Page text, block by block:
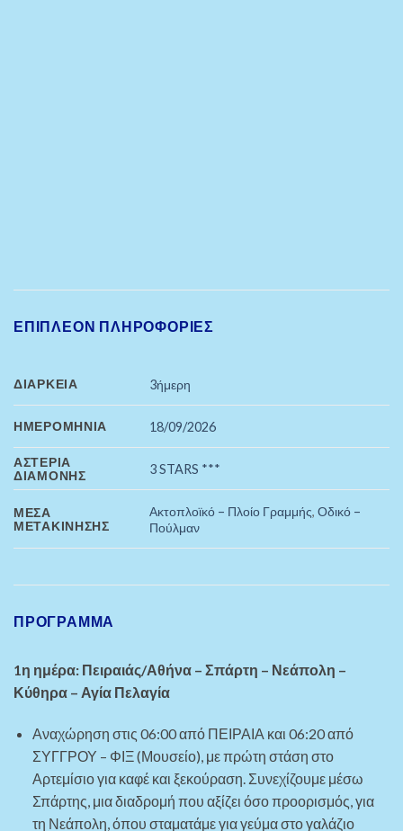
ΕΠΙΠΛΈΟΝ ΠΛΗΡΟΦΟΡΊΕΣ
ΔΙΆΡΚΕΙΑ 3ήμερη
ΗΜΕΡΟΜΗΝΊΑ 18/09/2026
ΑΣΤΈΡΙΑ
ΔΙΑΜΟΝΉΣ
3 STARS ***
ΜΈΣΑ
ΜΕΤΑΚΊΝΗΣΗΣ
Ακτοπλοϊκό – Πλοίο Γραμμής,Οδικό –
Πούλμαν
ΠΡΟΓΡΑΜΜΑ
1η ημέρα: Πειραιάς/Αθήνα – Σπάρτη – Νεάπολη –
Κύθηρα – Αγία Πελαγία
Αναχώρηση στις 06:00 από ΠΕΙΡΑΙΑ και 06:20 από
ΣΥΓΓΡΟΥ – ΦΙΞ (Μουσείο), με πρώτη στάση στο
Αρτεμίσιο για καφέ και ξεκούραση. Συνεχίζουμε μέσω
Σπάρτης, μια διαδρομή που αξίζει όσο προορισμός, για
τη Νεάπολη, όπου σταματάμε για γεύμα στο γαλάζιο